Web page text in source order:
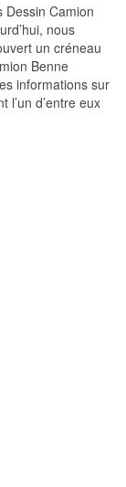
Dessin Camion
nous
un créneau
Benne
informations sur
l’un d’entre eux